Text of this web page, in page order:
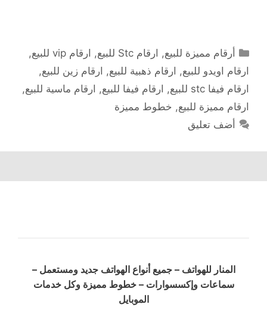
التصنيفات
أرقام مميزة للبيع, ارقام Stc للبيع , ارقام vip للبيع
,
ارقام اويدو للبيع, ارقام ذهبية للبيع, ارقام زين للبيع,
ارقام فيفا stc للبيع
, ارقام فيفا للبيع, ارقام ماسية للبيع,
ارقام مميزة للبيع, خطوط مميزة
أضف تعليق
المنار للهواتف – جميع أنواع الهواتف جديد ومستعمل –
سماعات وإكسسوارات – خطوط مميزة وكل خدمات
الموبايل